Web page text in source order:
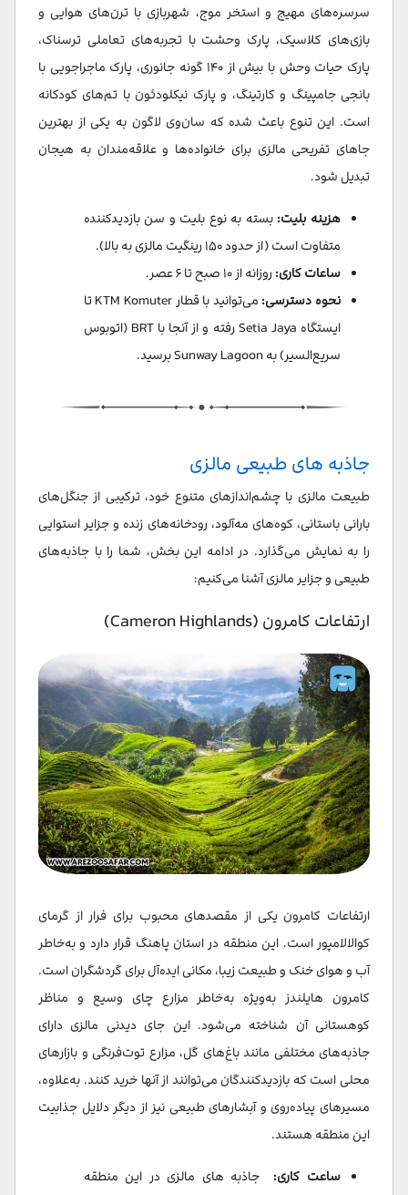
سرسره‌های مهیج و استخر موج، شهربازی با ترن‌های هوایی و
بازی‌های کلاسیک، پارک وحشت با تجربه‌های تعاملی ترسناک،
پارک حیات وحش با بیش از ۱۴۰ گونه جانوری، پارک ماجراجویی با
بانجی جامپینگ و کارتینگ، و پارک نیکلودئون با تم‌های کودکانه
است. این تنوع باعث شده که سان‌وی لاگون به یکی از بهترین
جاهای تفریحی مالزی برای خانواده‌ها و علاقه‌مندان به هیجان
تبدیل شود.
هزینه بلیت: بسته به نوع بلیت و سن بازدیدکننده
متفاوت است (از حدود ۱۵۰ رینگیت مالزی به بالا).
ساعات کاری:روزانه از ۱۰ صبح تا ۶ عصر.
نحوه دسترسی:
می‌توانید با قطار KTM Komuter تا
ایستگاه Setia Jaya رفته و از آنجا با BRT (اتوبوس
سریع‌السیر) به Sunway Lagoon برسید.
جاذبه های طبیعی مالزی
طبیعت مالزی با چشم‌اندازهای متنوع خود، ترکیبی از جنگل‌های
بارانی باستانی، کوه‌های مه‌آلود، رودخانه‌های زنده و جزایر استوایی
را به نمایش می‌گذارد. در ادامه این بخش، شما را با جاذبه‌های
طبیعی و جزایر مالزی آشنا می‌کنیم:
ارتفاعات کامرون (Cameron Highlands)
ارتفاعات کامرون یکی از مقصدهای محبوب برای فرار از گرمای
کوالالامپور است. این منطقه در استان پاهنگ قرار دارد و به‌خاطر
آب و هوای خنک و طبیعت زیبا، مکانی ایده‌آل برای گردشگران است.
کامرون هایلندز به‌ویژه به‌خاطر مزارع چای وسیع و مناظر
کوهستانی آن شناخته می‌شود. این جای دیدنی مالزی دارای
جاذبه‌های مختلفی مانند باغ‌های گل، مزارع توت‌فرنگی و بازارهای
محلی است که بازدیدکنندگان می‌توانند از آنها خرید کنند. به‌علاوه،
مسیرهای پیاده‌روی و آبشارهای طبیعی نیز از دیگر دلایل جذابیت
این منطقه هستند.
ساعت کاری:
جاذبه های مالزی در این منطقه